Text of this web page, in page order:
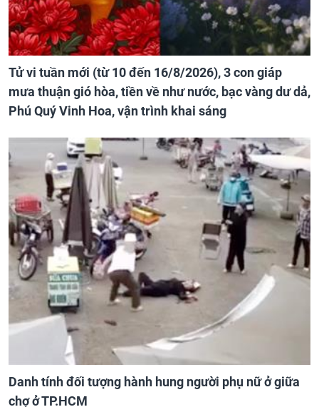
Tử vi tuần mới (từ 10 đến 16/8/2026), 3 con giáp
mưa thuận gió hòa, tiền về như nước, bạc vàng dư dả,
Phú Quý Vinh Hoa, vận trình khai sáng
Danh tính đối tượng hành hung người phụ nữ ở giữa
chợ ở TP.HCM